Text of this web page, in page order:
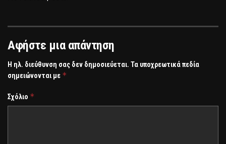
Αφήστε μια απάντηση
Η ηλ. διεύθυνση σας δεν δημοσιεύεται. Τα υποχρεωτικά πεδία
σημειώνονται με *
Σχόλιο *